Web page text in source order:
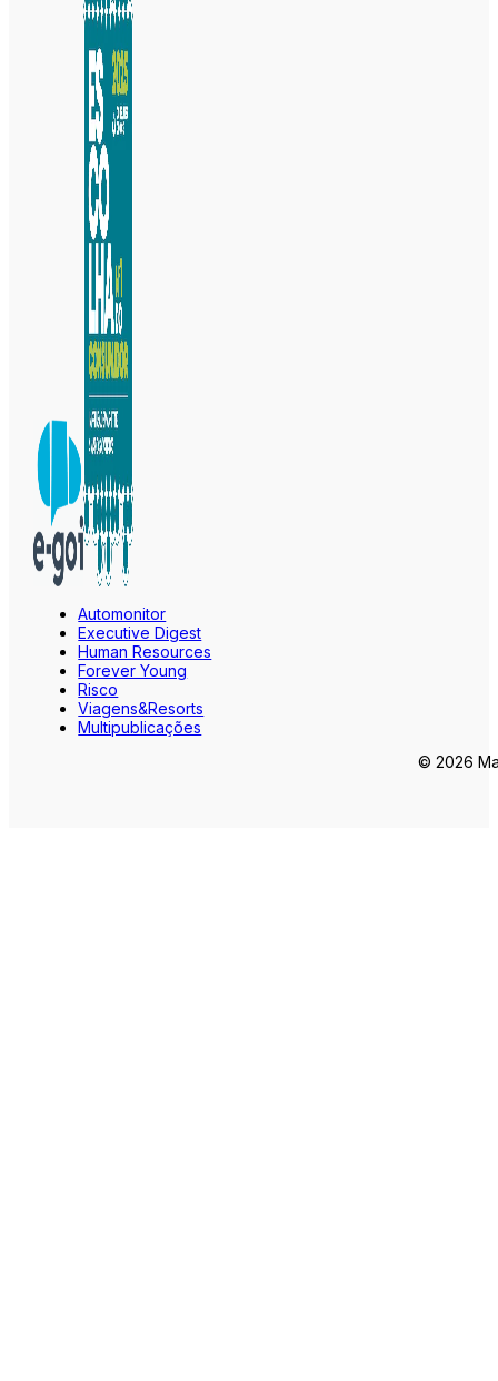
Automonitor
Executive Digest
Human Resources
Forever Young
Risco
Viagens&Resorts
Multipublicações
© 2026